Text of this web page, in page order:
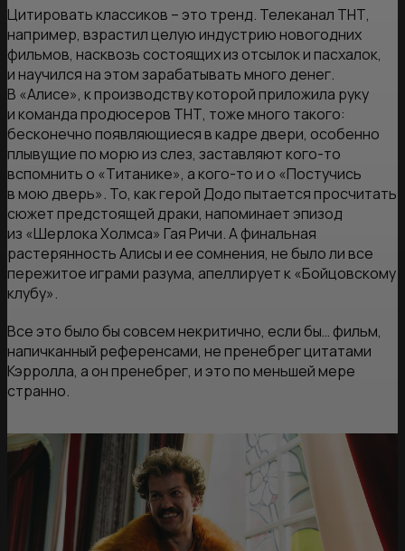
Цитировать классиков – это тренд. Телеканал ТНТ,
например, взрастил целую индустрию новогодних
фильмов, насквозь состоящих из отсылок и пасхалок,
и научился на этом зарабатывать много денег.
В «Алисе», к производству которой приложила руку
и команда продюсеров ТНТ, тоже много такого:
бесконечно появляющиеся в кадре двери, особенно
плывущие по морю из слез, заставляют кого-то
вспомнить о «Титанике», а кого-то и о «Постучись
в мою дверь». То, как герой Додо пытается просчитать
сюжет предстоящей драки, напоминает эпизод
из «Шерлока Холмса» Гая Ричи. А финальная
растерянность Алисы и ее сомнения, не было ли все
пережитое играми разума, апеллирует к «Бойцовскому
клубу».
Все это было бы совсем некритично, если бы… фильм,
напичканный референсами, не пренебрег цитатами
Кэрролла, а он пренебрег, и это по меньшей мере
странно.